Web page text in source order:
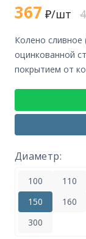
367 ₽/шт
колено сливное (отмёт) диаметр 150 мм RAL 3005 из
оцинкованной
покрытием от
Диаметр:
100 110
150
160
300